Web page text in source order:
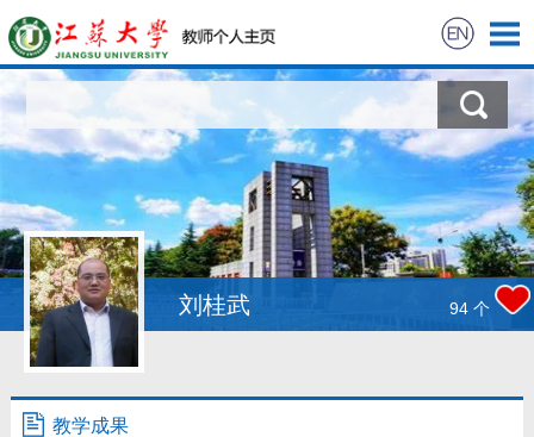
科学研究
教学研究
获奖信息
招生信息
学生信息
刘桂武 94 个
教学成果